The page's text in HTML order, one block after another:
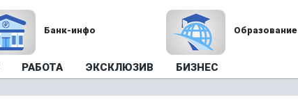
Банк-инфо Образование
РАБОТА ЭКСКЛЮЗИВ БИЗНЕС